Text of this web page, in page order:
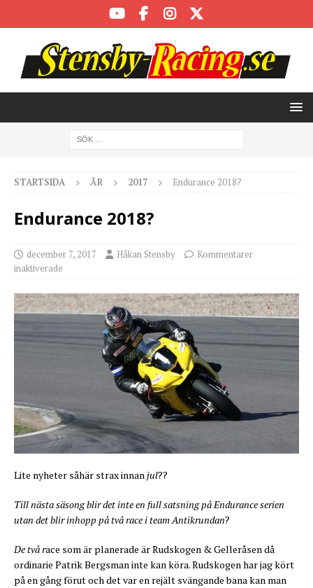
STARTSIDA ÅR 2017 Endurance 2018?
Endurance 2018?
december 7, 2017 Håkan Stensby
Kommentarer
inaktiverade
Lite nyheter såhär strax innanjul??
Till nästa säsong blir det inte en full satsning på Endurance serien
utan det blir inhopp på två race i team Antikrundan?
De två race som är planerade är Rudskogen & Gelleråsen då
ordinarie Patrik Bergsman inte kan köra. Rudskogen har jag kört
på en gång förut och det var en rejält svängande bana kan man